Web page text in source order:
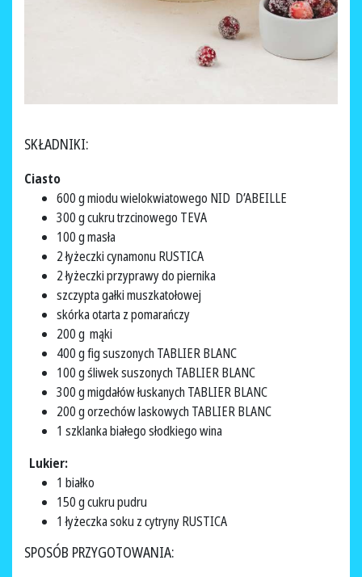
SKŁADNIKI:
Ciasto
600 g miodu wielokwiatowego NID D’ABEILLE
300 g cukru trzcinowego TEVA
100 g masła
2 łyżeczki cynamonu RUSTICA
2 łyżeczki przyprawy do piernika
szczypta gałki muszkatołowej
skórka otarta z pomarańczy
200 g mąki
400 g fig suszonych TABLIER BLANC
100 g śliwek suszonych TABLIER BLANC
300 g migdałów łuskanych TABLIER BLANC
200 g orzechów laskowych TABLIER BLANC
1 szklanka białego słodkiego wina
Lukier:
1 białko
150 g cukru pudru
1 łyżeczka soku z cytryny RUSTICA
SPOSÓB PRZYGOTOWANIA: